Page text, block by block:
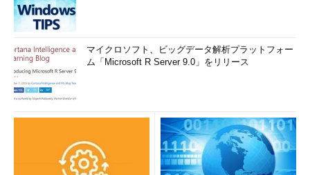
マイクロソフト、ビッグデータ解析プラットフォー
ム「Microsoft R Server 9.0」をリリース